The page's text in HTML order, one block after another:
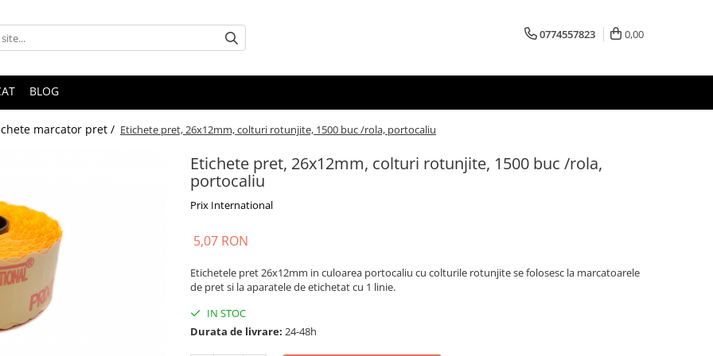
0774557823 0,00
BLOG
marcator pret / Etichete pret, 26x12mm, colturi rotunjite, 1500 buc /rola, portocaliu
Etichete pret, 26x12mm, colturi rotunjite, 1500 buc /rola,
portocaliu
Prix International
5,07 RON
Etichetele pret 26x12mm in culoarea portocaliu cu colturile rotunjite se folosesc la marcatoarele
de pret si la aparatele de etichetat cu 1 linie.
IN STOC
Durata de livrare: 24-48h